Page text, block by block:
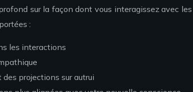
sur la façon dont vous interagissez avec
:
les interactions
projections sur autrui